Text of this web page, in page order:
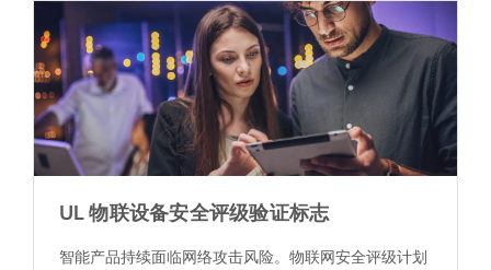
UL 物联设备安全评级验证标志
智能产品持续面临网络攻击风险。物联网安全评级计划